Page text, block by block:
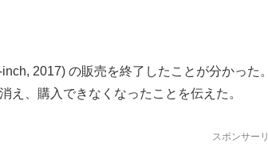
2017) の販売を終了したことが分かっ
え、購入できなくなったことを伝えた。
スポンサー